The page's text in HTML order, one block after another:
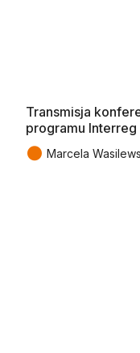
Transmisja
programu
● Marcela